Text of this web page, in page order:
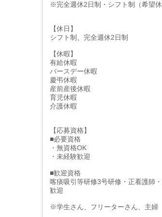
※完全週休2日制・シフト制（希望休
【休日】
シフト制、完全週休2日制
【休暇】
有給休暇
バースデー休暇
慶弔休暇
産前産後休暇
育児休暇
介護休暇
【応募資格】
■必要資格
・無資格OK
・未経験歓迎
■歓迎資格
喀痰吸引等研修3号研修・正看護師
歓迎
※学生さん、フリーターさん、主婦